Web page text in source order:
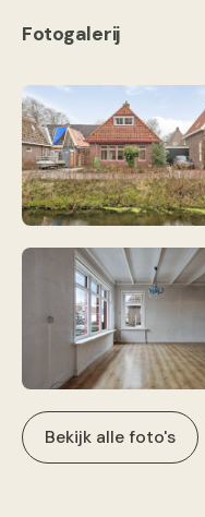
Fotogalerij
Bekijk alle foto's